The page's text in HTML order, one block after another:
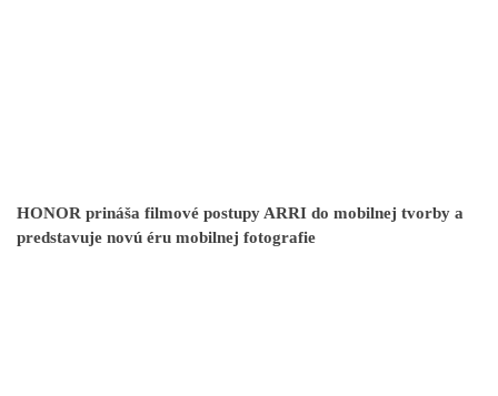
HONOR prináša filmové postupy ARRI do mobilnej tvorby a
predstavuje novú éru mobilnej fotografie